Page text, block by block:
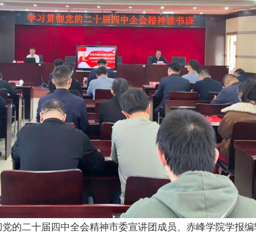
的二十届四中全会精神市委宣讲团成员、赤峰学院学报